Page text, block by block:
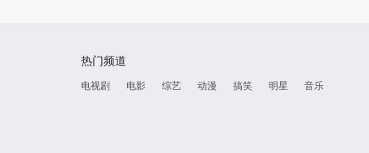
热门频道
电视剧 电影 综艺 动漫 搞笑 明星 音乐